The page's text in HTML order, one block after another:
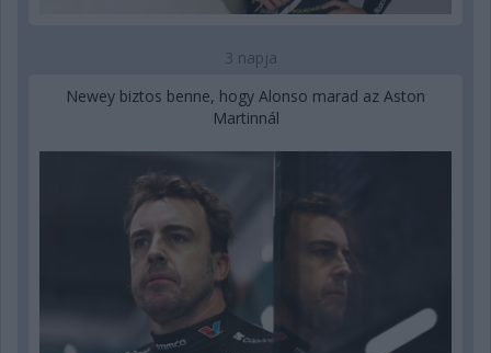
3 napja
Newey biztos benne, hogy Alonso marad az Aston
Martinnál